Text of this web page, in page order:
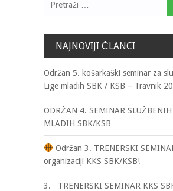
NAJNOVIJI ČLANCI
Održan 5. košarkaški seminar za
Lige mladih SBK / KSB – Travnik
ODRŽAN 4. SEMINAR
MLADIH SBK/KSB
Održan 3. TRENERSKI
organizaciji KKS SBK/KSB!
3. TRENERSKI SEMINAR KKS